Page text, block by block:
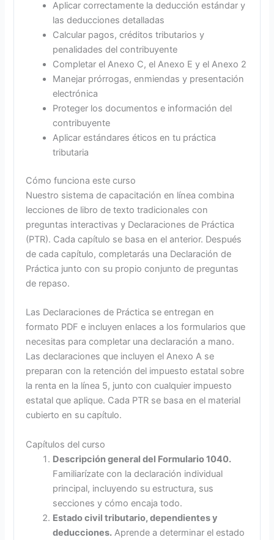
Aplicar correctamente la deducción estándar y
las deducciones detalladas
Calcular pagos, créditos tributarios y
penalidades del contribuyente
Completar el Anexo C, el Anexo E y el Anexo 2
Manejar prórrogas, enmiendas y presentación
electrónica
Proteger los documentos e información del
contribuyente
Aplicar estándares éticos en tu práctica
tributaria
Cómo funciona este curso
Nuestro sistema de capacitación en línea combina
lecciones de libro de texto tradicionales con
preguntas interactivas y Declaraciones de Práctica
(PTR). Cada capítulo se basa en el anterior. Después
de cada capítulo, completarás una Declaración de
Práctica junto con su propio conjunto de preguntas
de repaso.
Las Declaraciones de Práctica se entregan en
formato PDF e incluyen enlaces a los formularios que
necesitas para completar una declaración a mano.
Las declaraciones que incluyen el Anexo A se
preparan con la retención del impuesto estatal sobre
la renta en la línea 5, junto con cualquier impuesto
estatal que aplique. Cada PTR se basa en el material
cubierto en su capítulo.
Capítulos del curso
Descripción general del Formulario 1040.
Familiarízate con la declaración individual
principal, incluyendo su estructura, sus
secciones y cómo encaja todo.
Estado civil tributario, dependientes y
deducciones. Aprende a determinar el estado